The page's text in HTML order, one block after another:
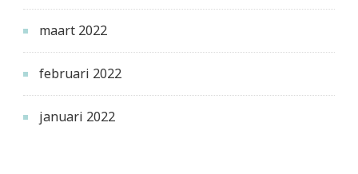
maart 2022
februari 2022
januari 2022